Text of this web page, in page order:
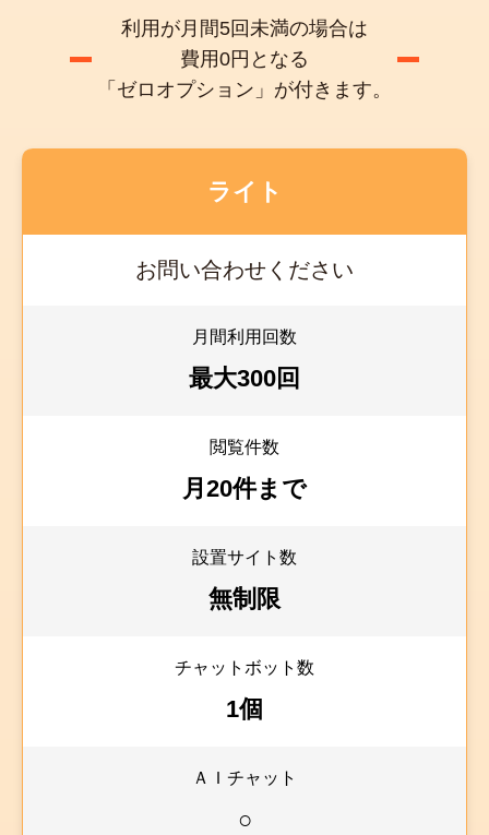
利用が月間5回未満の場合は
費用0円となる
「ゼロオプション」が付きます。
ライト
お問い合わせください
月間利用回数
最大300回
閲覧件数
月20件まで
設置サイト数
無制限
チャットボット数
1個
ＡＩチャット
○